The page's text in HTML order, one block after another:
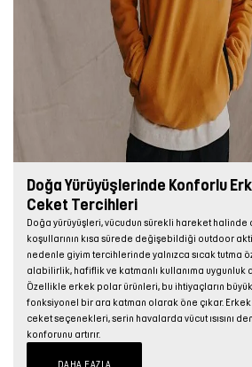
Doğa Yürüyüşlerinde Konforlu
Ceket Tercihleri
Doğa yürüyüşleri, vücudun sürekli hareket halinde
koşullarının kısa sürede değişebildiği outdoor
nedenle giyim tercihlerinde yalnızca sıcak tutma
alabilirlik, hafiflik ve katmanlı kullanıma uygunluk
Özellikle erkek polar ürünleri, bu ihtiyaçların
fonksiyonel bir ara katman olarak öne çıkar.
ceket seçenekleri, serin havalarda vücut ısısını
konforunu artırır.
DAHA FAZLA